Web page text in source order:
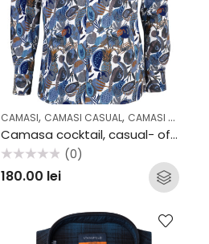
,CASUAL,COLECTII,OFFICE
CAMASI, CAMASI CASUAL, CAMASI COCKTAIL & PARTY
Camasa cocktail, casual- office Flori Albastre
la
(0)
180.00 lei